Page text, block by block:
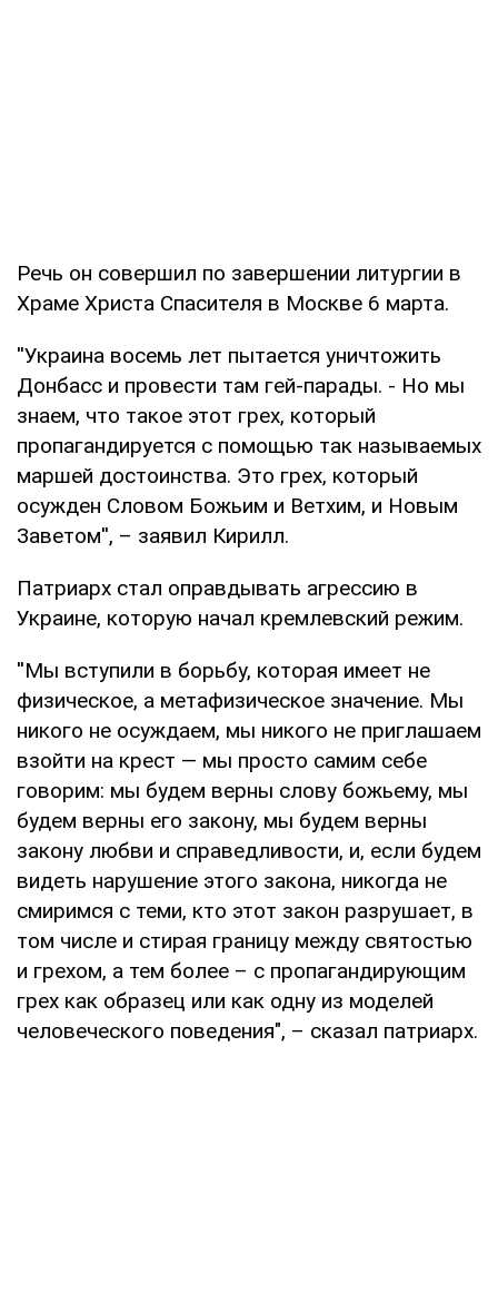
Речь он совершил по завершении литургии в
Храме Христа Спасителя в Москве 6 марта.
''Украина восемь лет пытается уничтожить
Донбасс и провести там гей-парады. - Но мы
знаем, что такое этот грех, который
пропагандируется с помощью так называемых
маршей достоинства. Это грех, который
осужден Словом Божьим и Ветхим, и Новым
Заветом'', – заявил Кирилл.
Патриарх стал оправдывать агрессию в
Украине, которую начал кремлевский режим.
''Мы вступили в борьбу, которая имеет не
физическое, а метафизическое значение. Мы
никого не осуждаем, мы никого не приглашаем
взойти на крест — мы просто самим себе
говорим: мы будем верны слову божьему, мы
будем верны его закону, мы будем верны
закону любви и справедливости, и, если будем
видеть нарушение этого закона, никогда не
смиримся с теми, кто этот закон разрушает, в
том числе и стирая границу между святостью
и грехом, а тем более – с пропагандирующим
грех как образец или как одну из моделей
человеческого поведения", – сказал патриарх.